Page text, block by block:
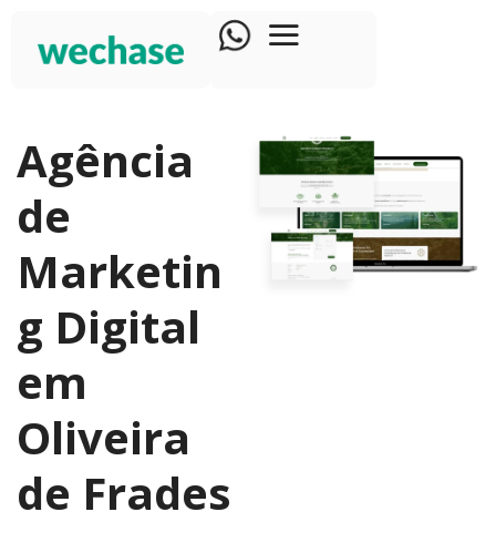
Agência
de
Marketin
g Digital
em
Oliveira
de Frades